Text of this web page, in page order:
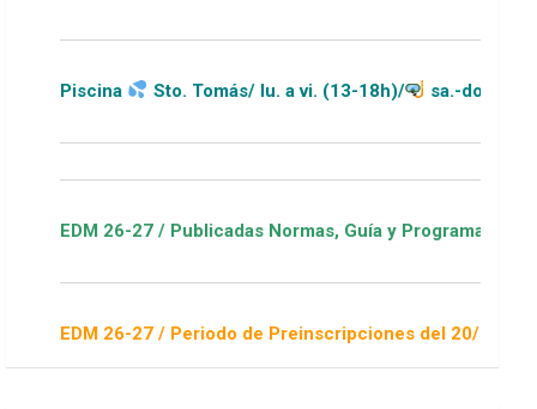
Tomás/ lu. a vi. (13-18h)/ sa.-do.-festivos (11-20h)
Normas, Guía y Programa / ver Escuelas Deportivas
de Preinscripciones del 20/7 al 16/8 / Sorteo 1 de